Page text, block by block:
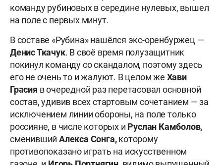
команду рубиновых в середине нулевых, вышел
на поле с первых минут.
В составе «Рубина» нашёлся экс-оренбуржец —
Денис Ткачук. В своё время полузащитник
покинул команду со скандалом, поэтому здесь
его не очень то и жалуют. В целом же Хави
Грасия в очередной раз перетасовал основной
состав, удивив всех стартовым сочетанием — за
исключением линии обороны, на поле только
россияне, в числе которых и Руслан Камболов,
сменивший Алекса Сонга,которому
противопоказано играть на искусственном